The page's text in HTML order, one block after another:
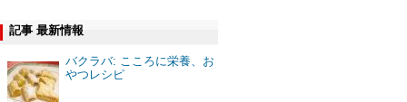
記事 最新情報
バクラバ: こころに栄養、お
やつレシピ